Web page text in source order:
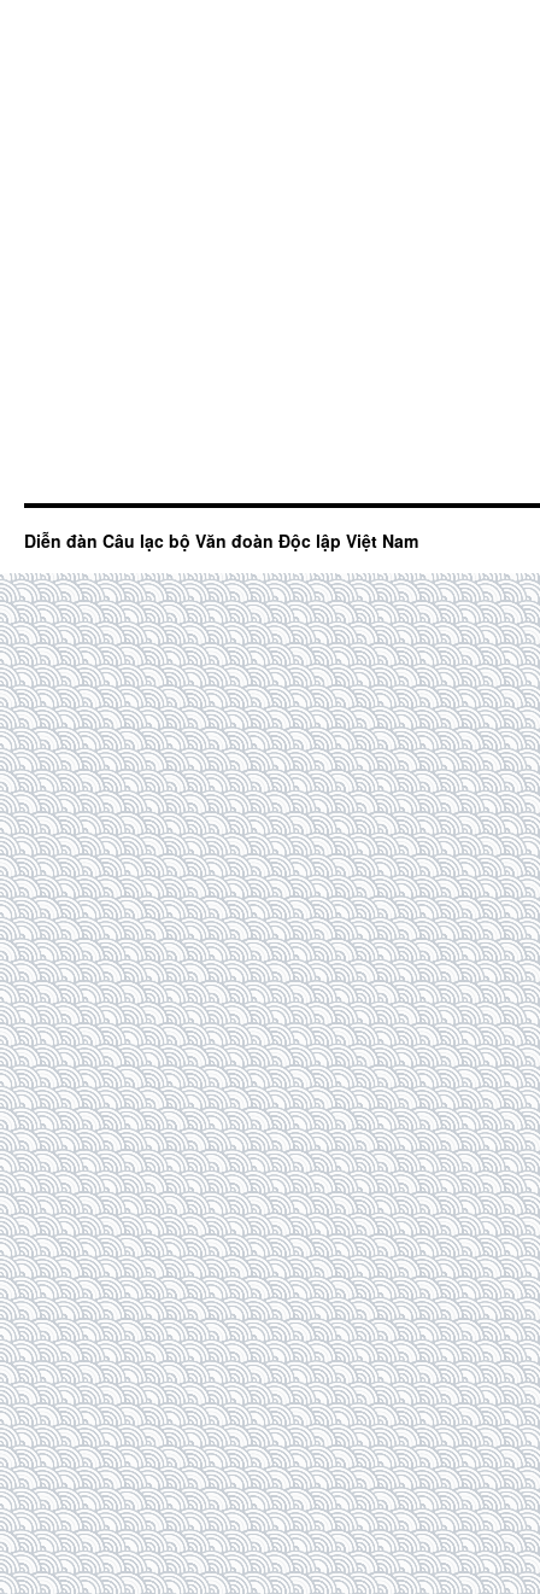
Diễn đàn Câu lạc bộ Văn đoàn Độc lập Việt Nam